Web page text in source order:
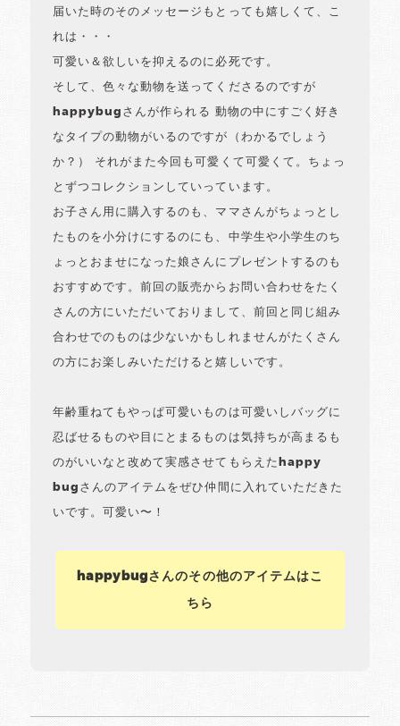
届いた時のそのメッセージもとっても嬉しくて、こ
れは・・・
可愛い＆欲しいを抑えるのに必死です。
そして、色々な動物を送ってくださるのですが
happybugさんが作られる 動物の中にすごく好き
なタイプの動物がいるのですが（わかるでしょう
か？） それがまた今回も可愛くて可愛くて。ちょっ
とずつコレクションしていっています。
お子さん用に購入するのも、ママさんがちょっとし
たものを小分けにするのにも、中学生や小学生のち
ょっとおませになった娘さんにプレゼントするのも
おすすめです。前回の販売からお問い合わせをたく
さんの方にいただいておりまして、前回と同じ組み
合わせでのものは少ないかもしれませんがたくさん
の方にお楽しみいただけると嬉しいです。
年齢重ねてもやっぱ可愛いものは可愛いしバッグに
忍ばせるものや目にとまるものは気持ちが高まるも
のがいいなと改めて実感させてもらえたhappy
bugさんのアイテムをぜひ仲間に入れていただきた
いです。可愛い〜！
happybugさんのその他のアイテムはこ
ちら